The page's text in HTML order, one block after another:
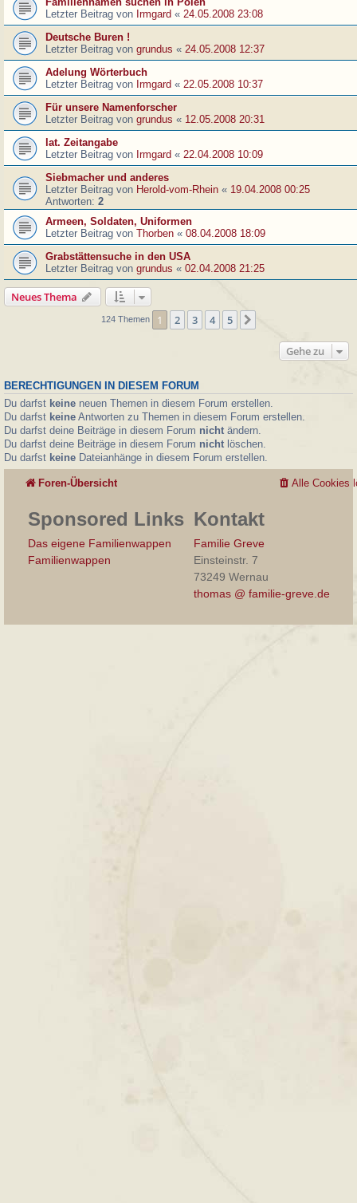
Letzter Beitrag von Irmgard « 24.05.2008 23:08
Deutsche Buren !
Letzter Beitrag von grundus « 24.05.2008 12:37
Adelung Wörterbuch
Letzter Beitrag von Irmgard « 22.05.2008 10:37
Für unsere Namenforscher
Letzter Beitrag von grundus « 12.05.2008 20:31
lat. Zeitangabe
Letzter Beitrag von Irmgard « 22.04.2008 10:09
Siebmacher und anderes
Letzter Beitrag von Herold-vom-Rhein « 19.04.2008 00:25
Antworten: 2
Armeen, Soldaten, Uniformen
Letzter Beitrag von Thorben « 08.04.2008 18:09
Grabstättensuche in den USA
Letzter Beitrag von grundus « 02.04.2008 21:25
Neues Thema
124 Themen 1 2 3 4 5
Gehe zu
BERECHTIGUNGEN IN DIESEM FORUM
Du darfst keine neuen Themen in diesem Forum erstellen.
Du darfst keine Antworten zu Themen in diesem Forum erstellen.
Du darfst deine Beiträge in diesem Forum nicht ändern.
Du darfst deine Beiträge in diesem Forum nicht löschen.
Du darfst keine Dateianhänge in diesem Forum erstellen.
Foren-Übersicht Alle Cookies
Sponsored Links
Das eigene Familienwappen
Familienwappen
Kontakt
Familie Greve
Einsteinstr. 7
73249 Wernau
thomas @ familie-greve.de